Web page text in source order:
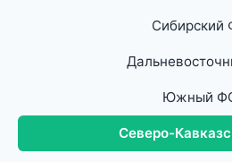
Сибирский
Южный
Северо-